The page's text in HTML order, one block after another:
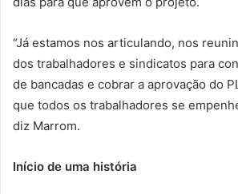
“Já estamos nos articulando, nos
dos trabalhadores e sindicatos para
de bancadas e cobrar a aprovação do
que todos os trabalhadores se
diz Marrom.
Início de uma história